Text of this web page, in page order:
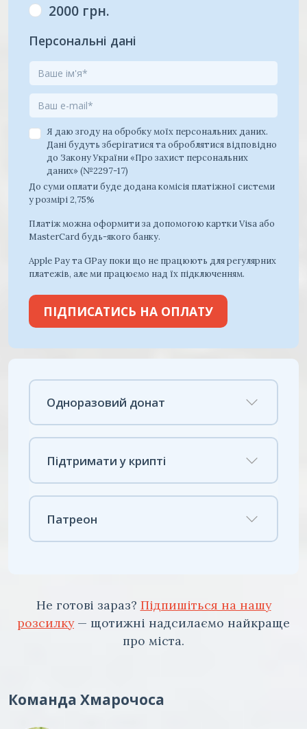
2000 грн.
Персональні дані
Я даю згоду на обробку моїх персональних даних.
Дані будуть зберігатися та оброблятися відповідно
до Закону України «Про захист персональних
даних» (№2297-17)
До суми оплати буде додана комісія платіжної системи
у розмірі 2,75%
Платіж можна оформити за допомогою картки Visa або
MasterCard будь-якого банку.
Apple Pay та GPay поки що не працюють для регулярних
платежів, але ми працюємо над їх підключенням.
ПІДПИСАТИСЬ НА ОПЛАТУ
Одноразовий донат
Підтримати у крипті
Патреон
Не готові зараз? Підпишіться на нашу
розсилку— щотижні надсилаємо найкраще
про міста.
Команда Хмарочоса